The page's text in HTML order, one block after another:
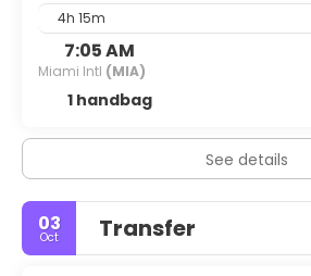
4h 15m
7:05 AM
Miami Intl (MIA)
1 handbag
See details
03
Oct Transfer